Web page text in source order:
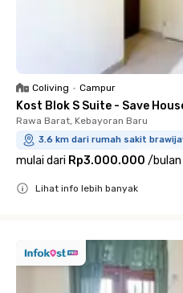
Coliving • Campur
Kost Blok S Suite - Save
Rawa Barat, Kebayoran Baru
3.6 km dari rumah sakit
mulai dari Rp3.000.000 /bulan
Lihat info lebih banyak